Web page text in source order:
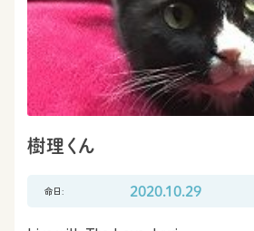
樹理くん
命日: 2020.10.29